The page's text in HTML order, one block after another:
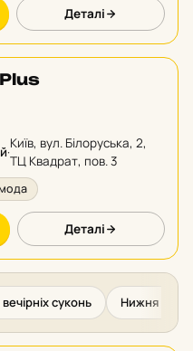
Деталі
·
Київ, вул. Білоруська, 2,
ТЦ Квадрат, пов. 3
Деталі
суконь Нижня